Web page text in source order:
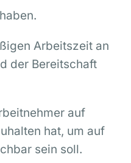
Arbeitszeit an
der Bereitschaft
auf
hat, um auf
sein soll.